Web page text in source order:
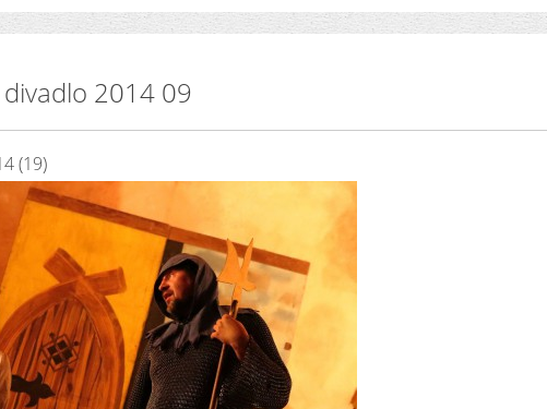
2014 09
(19)